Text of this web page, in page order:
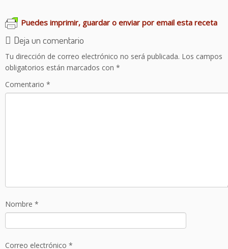
Puedes imprimir, guardar o enviar por email esta receta
Deja un comentario
Tu dirección de correo electrónico no será publicada. Los campos
obligatorios están marcados con *
Comentario *
Nombre *
Correo electrónico *